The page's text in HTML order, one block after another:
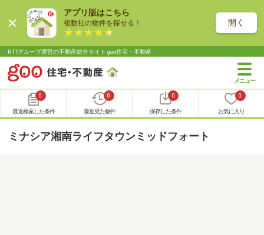
アプリ版はこちら
複数社の物件を探せる！ 開く
NTTグループ運営の不動産総合サイト goo住宅・不動産
0
最近検索した条件
0
最近見た物件
0
保存した条件
0
お気に入り
ミナシア湘南ライフタウンミッドフォート